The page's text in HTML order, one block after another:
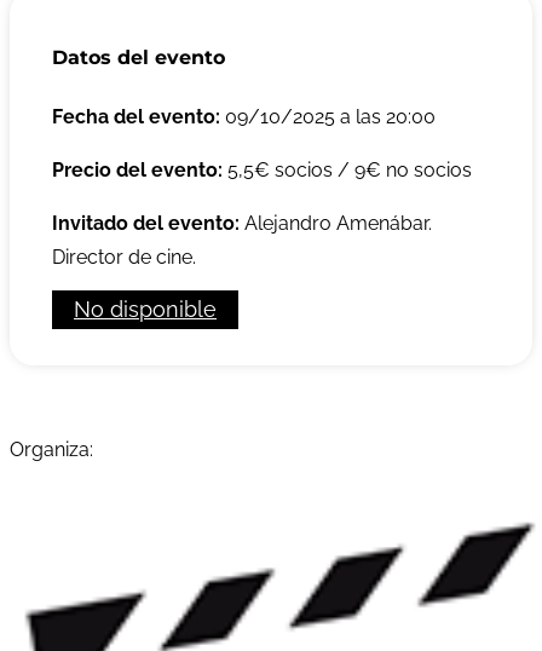
Datos del evento
Fecha del evento: 09/10/2025 a las 20:00
Precio del evento: 5,5€ socios / 9€ no socios
Invitado del evento: Alejandro Amenábar.
Director de cine.
No disponible
Organiza: